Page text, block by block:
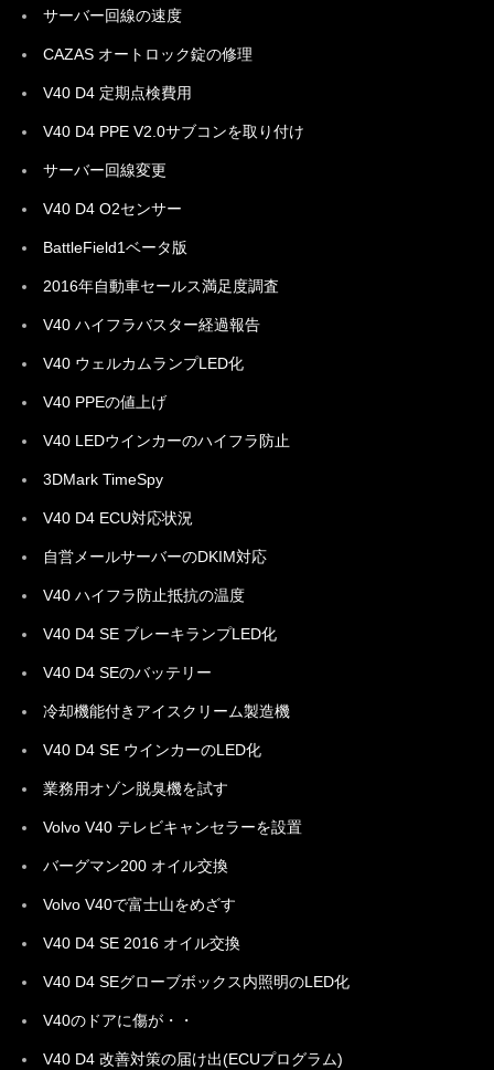
サーバー回線の速度
CAZAS オートロック錠の修理
V40 D4 定期点検費用
V40 D4 PPE V2.0サブコンを取り付け
サーバー回線変更
V40 D4 O2センサー
BattleField1ベータ版
2016年自動車セールス満足度調査
V40 ハイフラバスター経過報告
V40 ウェルカムランプLED化
V40 PPEの値上げ
V40 LEDウインカーのハイフラ防止
3DMark TimeSpy
V40 D4 ECU対応状況
自営メールサーバーのDKIM対応
V40 ハイフラ防止抵抗の温度
V40 D4 SE ブレーキランプLED化
V40 D4 SEのバッテリー
冷却機能付きアイスクリーム製造機
V40 D4 SE ウインカーのLED化
業務用オゾン脱臭機を試す
Volvo V40 テレビキャンセラーを設置
バーグマン200 オイル交換
Volvo V40で富士山をめざす
V40 D4 SE 2016 オイル交換
V40 D4 SEグローブボックス内照明のLED化
V40のドアに傷が・・
V40 D4 改善対策の届け出(ECUプログラム)